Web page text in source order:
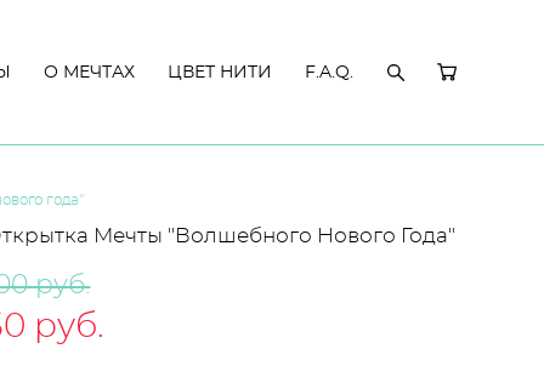
О МЕЧТАХ ЦВЕТ НИТИ F.A.Q.
О МЕЧТАХ ЦВЕТ НИТИ F.A.Q.
года"
Мечты "Волшебного Нового Года"
pуб.
pуб.